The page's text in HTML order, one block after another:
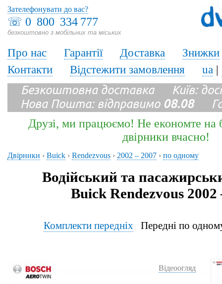
☏ 0 800 334 777
безкоштовно з мобільних та міських
Зателефонувати до вас?
Про нас Гарантії Доставка
Знижки
Контакти
Відстежити замовлення ua |
Безкоштовна доставка Київ:
Нова Пошта: відправимо 08.08
Друзі, ми працюємо! Не економте на
двірники вчасно!
Двірники › Buick › Rendezvous › 2002 – 2007 › по одному
Водійський та
Buick Rendezvous 2002
Комплекти передніхПередні по
Відеоогляд